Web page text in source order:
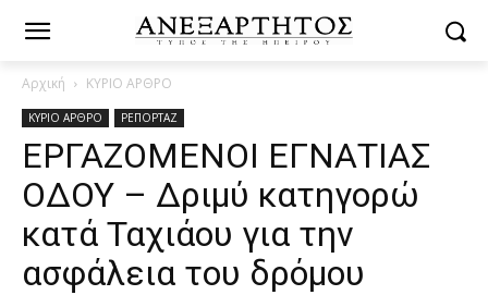
Αρχική ΚΥΡΙΟ ΑΡΘΡΟ
ΚΥΡΙΟ ΑΡΘΡΟ ΡΕΠΟΡΤΑΖ
ΕΡΓΑΖΟΜΕΝΟΙ ΕΓΝΑΤΙΑΣ
ΟΔΟΥ – Δριμύ κατηγορώ
κατά Ταχιάου για την
ασφάλεια του δρόμου